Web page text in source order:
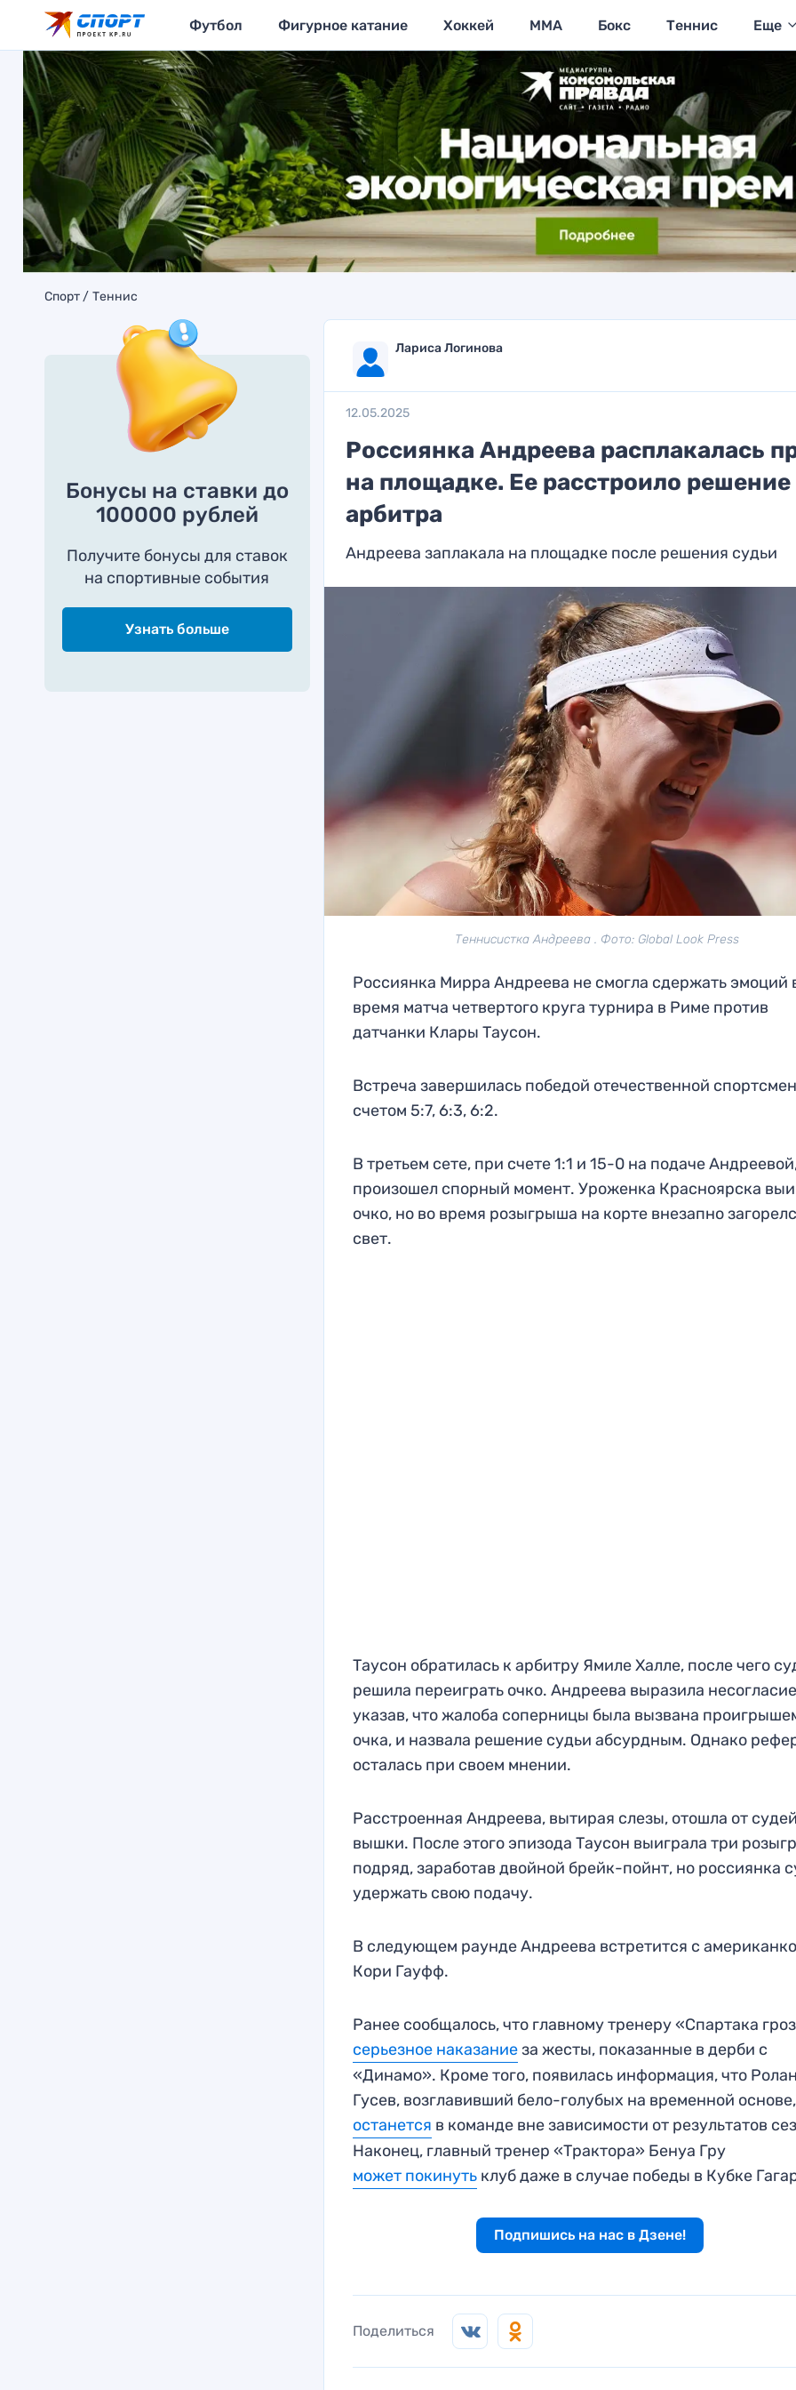
Футбол Фигурное катание Хоккей MMA Бокс Теннис Еще
Спорт Теннис
Бонусы на ставки до
100000 рублей
Получите бонусы для ставок
на спортивные события
Узнать больше
Лариса Логинова
12.05.2025
Россиянка Андреева расплакалась
на площадке. Ее расстроило решение
арбитра
Андреева заплакала на площадке после решения судьи
Теннисистка Андреева . Фото: Global Look Press
Россиянка Мирра Андреева не смогла сдержать эмоций
время матча четвертого круга турнира в Риме против
датчанки Клары Таусон.
Встреча завершилась победой отечественной
счетом 5:7, 6:3, 6:2.
В третьем сете, при счете 1:1 и 15-0 на подаче
произошел спорный момент. Уроженка Красноярска
очко, но во время розыгрыша на корте внезапно
свет.
Таусон обратилась к арбитру Ямиле Халле, после чего
решила переиграть очко. Андреева выразила
указав, что жалоба соперницы была вызвана
очка, и назвала решение судьи абсурдным. Однако
осталась при своем мнении.
Расстроенная Андреева, вытирая слезы, отошла от
вышки. После этого эпизода Таусон выиграла три
подряд, заработав двойной брейк-пойнт, но россиянка
удержать свою подачу.
В следующем раунде Андреева встретится с
Кори Гауфф.
Ранее сообщалось, что главному тренеру «Спартака
серьезное наказаниеза жесты, показанные в дерби с
«Динамо». Кроме того, появилась информация, что
Гусев, возглавивший бело-голубых на временной основе,
останется в команде вне зависимости от результатов
Наконец, главный тренер «Трактора» Бенуа Гру
может покинуть клуб даже в случае победы в Кубке
Подпишись на нас в Дзене!
Поделиться